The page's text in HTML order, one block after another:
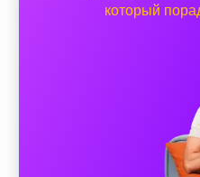
который